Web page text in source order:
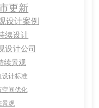
更新
设计案例
续设计
设计公司
续景观
设计标准
空间优化
景观